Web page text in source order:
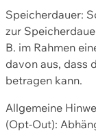
Speicherdauer:
zur
B. im Rahmen
davon aus, dass
betragen kann.
Allgemeine
(Opt-Out):